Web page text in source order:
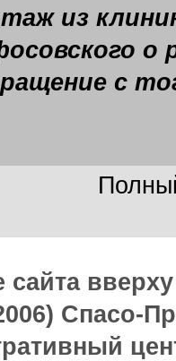
из
о
с
сайта
Спасо-